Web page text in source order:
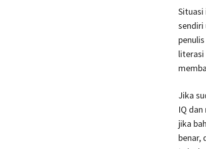
sendiri
literasi
Jika
IQ
jika
benar,